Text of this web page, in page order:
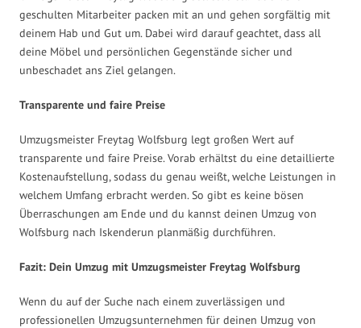
geschulten Mitarbeiter packen mit an und gehen sorgfältig mit
deinem Hab und Gut um. Dabei wird darauf geachtet, dass all
deine Möbel und persönlichen Gegenstände sicher und
unbeschadet ans Ziel gelangen.
Transparente und faire Preise
Umzugsmeister Freytag Wolfsburg legt großen Wert auf
transparente und faire Preise. Vorab erhältst du eine detaillierte
Kostenaufstellung, sodass du genau weißt, welche Leistungen in
welchem Umfang erbracht werden. So gibt es keine bösen
Überraschungen am Ende und du kannst deinen Umzug von
Wolfsburg nach Iskenderun planmäßig durchführen.
Fazit: Dein Umzug mit Umzugsmeister Freytag Wolfsburg
Wenn du auf der Suche nach einem zuverlässigen und
professionellen Umzugsunternehmen für deinen Umzug von